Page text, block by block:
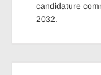
candidature
2032.